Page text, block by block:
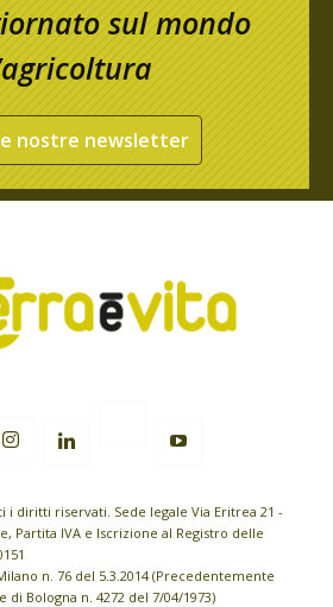
sul mondo
nostre newsletter
i diritti riservati. Sede legale Via Eritrea 21 -
Partita IVA e Iscrizione al Registro delle
n. 76 del 5.3.2014 (Precedentemente
Bologna n. 4272 del 7/04/1973)